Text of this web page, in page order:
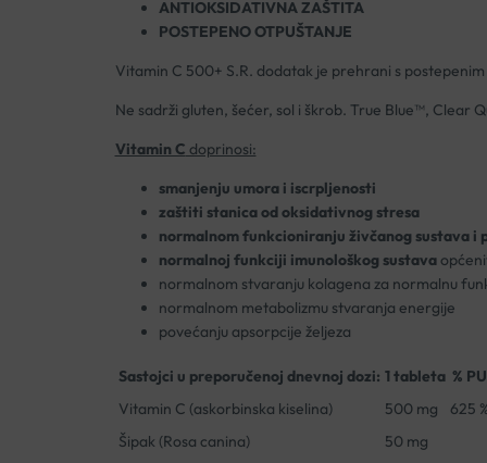
ANTIOKSIDATIVNA ZAŠTITA
POSTEPENO OTPUŠTANJE
Vitamin C 500+ S.R. dodatak je prehrani s
Ne sadrži gluten, šećer, sol i škrob. True Blue™, Clear
Vitamin C doprinosi:
smanjenju umora i iscrpljenosti
zaštiti stanica od oksidativnog stresa
normalnom funkcioniranju živčanog sustava i
normalnoj funkciji imunološkog sustava
normalnom stvaranju kolagena za normalnu
normalnom metabolizmu stvaranja energije
povećanju apsorpcije željeza
Sastojci u preporučenoj dnevnoj dozi: 1 tableta % PU
Vitamin C (askorbinska kiselina)
500 mg
625
Šipak (Rosa canina)
50 mg